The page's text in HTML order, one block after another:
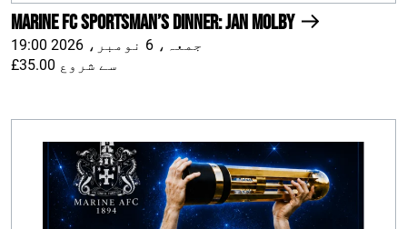
Marine FC Sportsman’s Dinner: Jan Molby
جمعہ، 6 نومبر، 2026 19:00
£35.00 سے شروع